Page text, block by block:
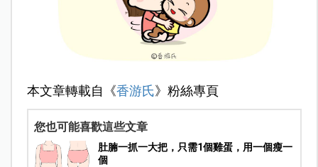
本文章轉載自《香游氏》粉絲專頁
您也可能喜歡這些文章
肚腩一抓一大把，只需1個雞蛋，用一個瘦一
個